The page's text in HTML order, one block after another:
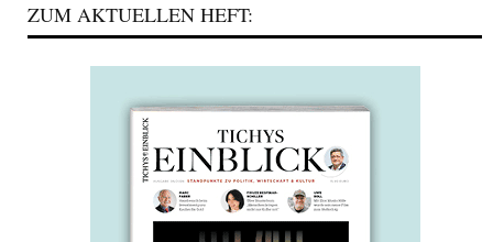
ZUM AKTUELLEN HEFT: